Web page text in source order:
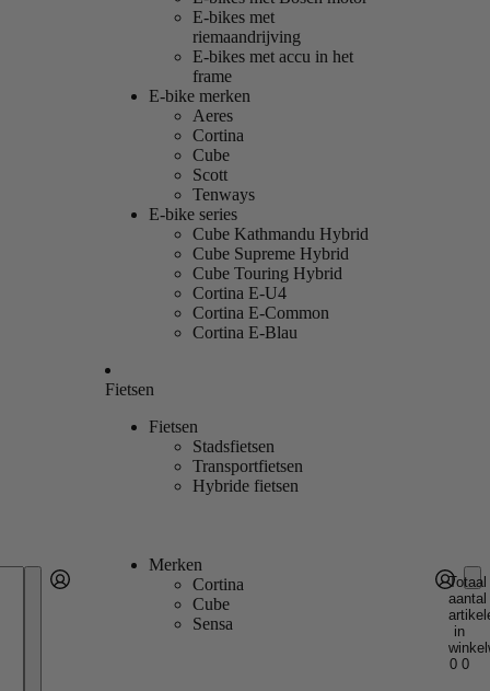
E-bikes met
riemaandrijving
E-bikes met accu in het
frame
E-bike merken
Aeres
Cortina
Cube
Scott
Tenways
E-bike series
Cube Kathmandu Hybrid
Cube Supreme Hybrid
Cube Touring Hybrid
Cortina E-U4
Cortina E-Common
Cortina E-Blau
Fietsen
Fietsen
Stadsfietsen
Transportfietsen
Hybride fietsen
Merken
Cortina
Cube
Sensa
Andere inlogoptiesInloggen
Totaal
aantal
in
0 0